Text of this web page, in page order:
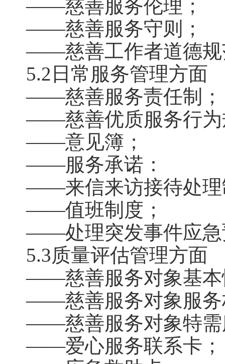
——慈善服务伦理；
——慈善服务守则；
——慈善工作者道德规
5.2日常服务管理方面
——慈善服务责任制；
——慈善优质服务行为
——意见簿；
——服务承诺：
——来信来访接待处理
——值班制度；
——处理突发事件应急
5.3质量评估管理方面
——慈善服务对象基本
——慈善服务对象服务
——慈善服务对象特需
——爱心服务联系卡；